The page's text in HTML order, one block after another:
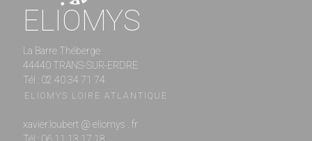
ELIOMYS
La Barre Théberge
44440 TRANS-SUR-ERDRE
Tél : 02 40 34 71 74
ELIOMYS LOIRE ATLANTIQUE
xavier.loubert @ eliomys . fr